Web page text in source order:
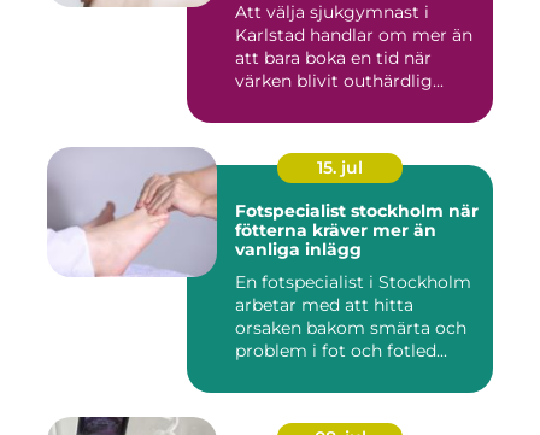
Att välja sjukgymnast i
Karlstad handlar om mer än
att bara boka en tid när
värken blivit outhärdlig...
15. jul
Fotspecialist stockholm när
fötterna kräver mer än
vanliga inlägg
En fotspecialist i Stockholm
arbetar med att hitta
orsaken bakom smärta och
problem i fot och fotled...